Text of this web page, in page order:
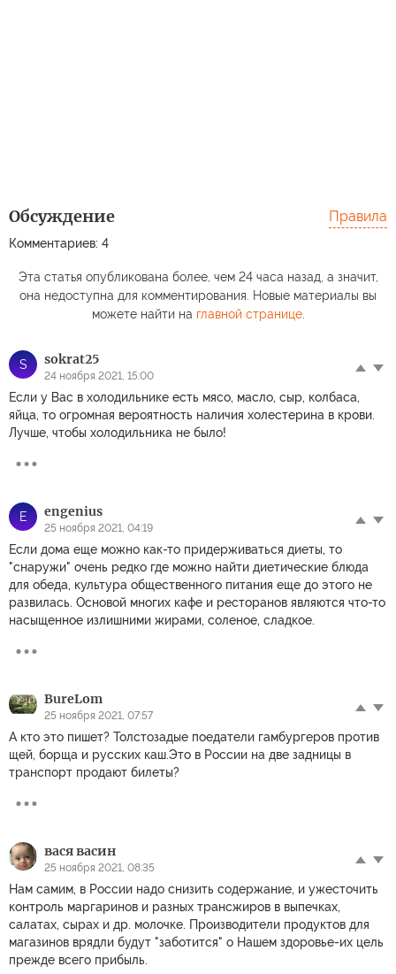
Обсуждение
Комментариев: 4
Правила
Эта статья опубликована более, чем 24 часа назад, а значит,
она недоступна для комментирования. Новые материалы вы
можете найти на главной странице.
S sokrat25
24 ноября 2021, 15:00
Если у Вас в холодильнике есть мясо, масло, сыр, колбаса,
яйца, то огромная вероятность наличия холестерина в крови.
Лучше, чтобы холодильника не было!
E engenius
25 ноября 2021, 04:19
Если дома еще можно как-то придерживаться диеты, то
"снаружи" очень редко где можно найти диетические блюда
для обеда, культура общественного питания еще до этого не
развилась. Основой многих кафе и ресторанов являются что-то
насыщенное излишними жирами, соленое, сладкое.
BureLom
25 ноября 2021, 07:57
А кто это пишет? Толстозадые поедатели гамбургеров против
щей, борща и русских каш.Это в России на две задницы в
транспорт продают билеты?
вася васин
25 ноября 2021, 08:35
Нам самим, в России надо снизить содержание, и ужесточить
контроль маргаринов и разных трансжиров в выпечках,
салатах, сырах и др. молочке. Производители продуктов для
магазинов врядли будут "заботится" о Нашем здоровье-их цель
прежде всего прибыль.